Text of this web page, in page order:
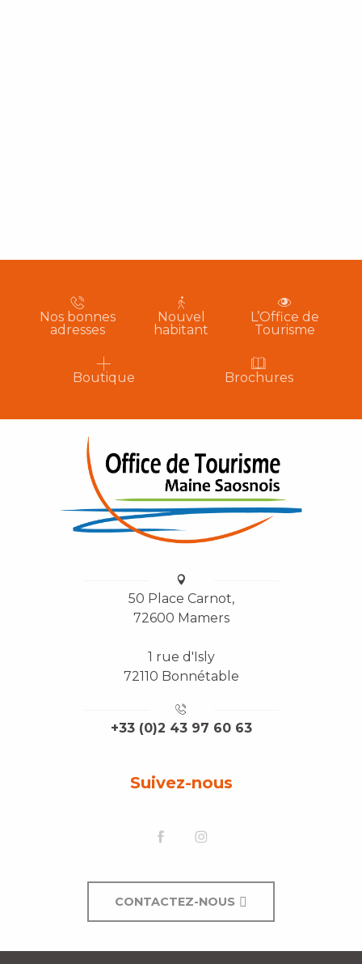
Nos bonnes
adresses
Nouvel
habitant
L’Office de
Tourisme
Boutique Brochures
50 Place Carnot,
72600 Mamers
1 rue d'Isly
72110 Bonnétable
+33 (0)2 43 97 60 63
Suivez-nous
CONTACTEZ-NOUS